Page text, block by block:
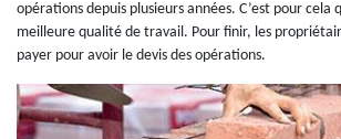
opérations depuis plusieurs années. C’est pour cela
meilleure qualité de travail. Pour finir, les
payer pour avoir le devis des opérations.